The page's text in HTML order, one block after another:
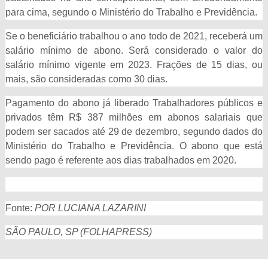
para cima, segundo o Ministério do Trabalho e Previdência.
Se o beneficiário trabalhou o ano todo de 2021, receberá um
salário mínimo de abono. Será considerado o valor do
salário mínimo vigente em 2023. Frações de 15 dias, ou
mais, são consideradas como 30 dias.
Pagamento do abono já liberado Trabalhadores públicos e
privados têm R$ 387 milhões em abonos salariais que
podem ser sacados até 29 de dezembro, segundo dados do
Ministério do Trabalho e Previdência. O abono que está
sendo pago é referente aos dias trabalhados em 2020.
Fonte: POR LUCIANA LAZARINI
SÃO PAULO, SP (FOLHAPRESS)